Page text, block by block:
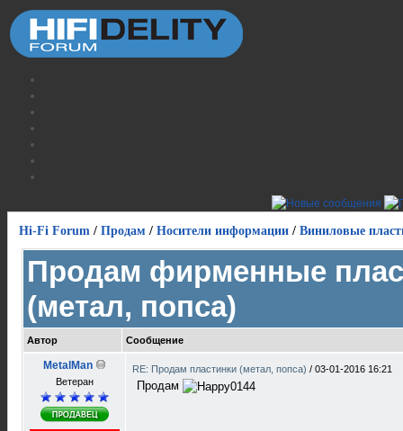
Hi-Fi Forum / Продам / Носители информации / Виниловые
Продам фирменные
(метал, попса)
Автор Сообщение
MetalMan
Ветеран
RE: Продам пластинки (метал, попса) / 03-01-2016 16:21
Продам